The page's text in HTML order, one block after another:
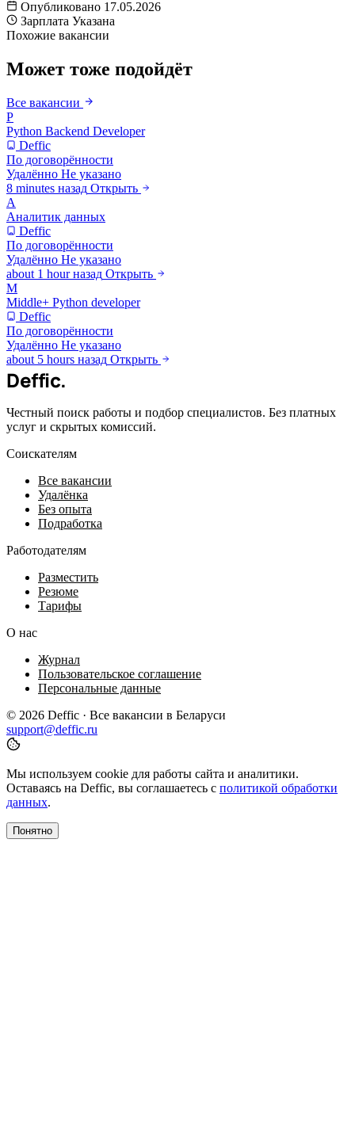
Опубликовано 17.05.2026
Зарплата Указана
Похожие вакансии
Может тоже подойдёт
Все вакансии
P
Python Backend Developer
Deffic
По договорённости
Удалённо Не указано
8 minutes назад Открыть
А
Аналитик данных
Deffic
По договорённости
Удалённо Не указано
about 1 hour назад Открыть
M
Middle+ Python developer
Deffic
По договорённости
Удалённо Не указано
about 5 hours назад Открыть
Deffic.
Честный поиск работы и подбор специалистов. Без платных
услуг и скрытых комиссий.
Соискателям
Все вакансии
Удалёнка
Без опыта
Подработка
Работодателям
Разместить
Резюме
Тарифы
О нас
Журнал
Пользовательское соглашение
Персональные данные
© 2026 Deffic · Все вакансии в Беларуси
support@deffic.ru
Мы используем cookie для работы сайта и аналитики.
Оставаясь на Deffic, вы соглашаетесь с политикой обработки
данных.
Понятно